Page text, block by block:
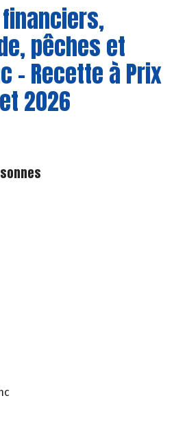
pêches et
- Recette à Prix
2026